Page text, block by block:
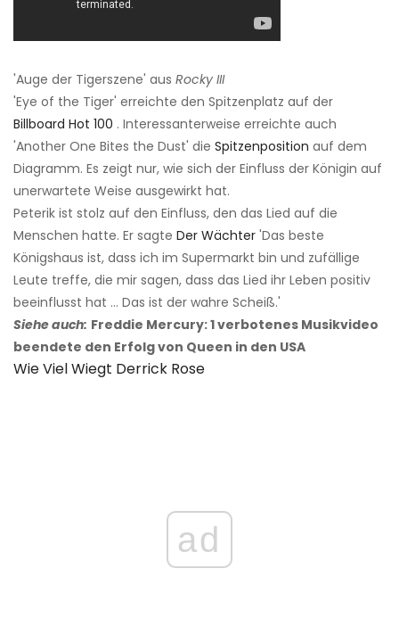
'Auge der Tigerszene' aus Rocky III
'Eye of the Tiger' erreichte den Spitzenplatz auf der
Billboard Hot 100 . Interessanterweise erreichte auch
'Another One Bites the Dust' die Spitzenposition auf dem
Diagramm. Es zeigt nur, wie sich der Einfluss der Königin auf
unerwartete Weise ausgewirkt hat.
Peterik ist stolz auf den Einfluss, den das Lied auf die
Menschen hatte. Er sagte Der Wächter 'Das beste
Königshaus ist, dass ich im Supermarkt bin und zufällige
Leute treffe, die mir sagen, dass das Lied ihr Leben positiv
beeinflusst hat ... Das ist der wahre Scheiß.'
Siehe auch: Freddie Mercury: 1 verbotenes Musikvideo
beendete den Erfolg von Queen in den USA
Wie Viel Wiegt Derrick Rose
ad